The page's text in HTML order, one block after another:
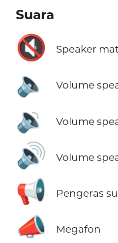
Suara
🔇 Speaker
🔈 Volume
🔉 Volume
🔊 Volume
📢 Pengeras
📣 Megafon